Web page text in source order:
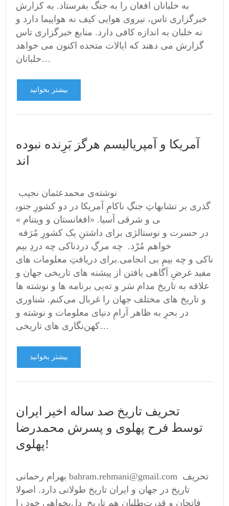
به خلبانان افغان را به جنگ بفرستاد. به کزارش
خبرگزاری تاس، نیروی هوایی کیف نه هواپیما دارد و
نه خلبان به اندازه کافی دارد. منابع خبرگزاری تاس
گزارش می دهند که ایالات متحده اکنون می خواهد
خلبانان…
بیشتر بخوانید
آمریکا و آمپریالیسم هرگز بَرِنده نبوده
اند
نوشته‌ی محمد‌عثمان نجیب
گذری بر تشابهاتِ جنگِ ناکامِ آمریکا در دو کشورِ جنوب
ی و شرقی آسیا. «افغانستان و ویتنام »
در حسرت و‌ نوستالژی برای داشتنِ یک کشورِ مُرَفه
خواهم مُرْد. چه مرگِ دردناکی چه دردِ بیم‌
ناکی و چه بیمِ بی‌ انجامی.برای دریافتِ معلومات های
مفید غرضِ آگاهی یافتن از پیشنه های تاریخی جهان و
علاقه به تاریخ مدام سَر و ته‌یی برنامه ها و نوشته ها
و تاریخ های مختلف جهان را غربال می‌کنم. شناوری
در بحرِ به ظاهر آرامِ دنیای معلومات و نوشته ‌و
کهن‌نگاری های تاریخی…
بیشتر بخوانید
تحریف تاریخ صد ساله اخیر ایران
توسط فرح پهلوی و پسرش محمدرضا
پهلوی!
بهرام رحمانی bahram.rehmani@gmail.com تحریف
تاریخ در جهان و ایران تاریخ طولانی دارد. اصولا
فاتحان و قدرت‌طلبان هم تاریخ دل‌بخواهی خود را